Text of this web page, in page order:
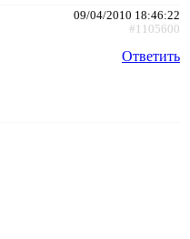
09/04/2010 18:46:22
#1105600
Ответить